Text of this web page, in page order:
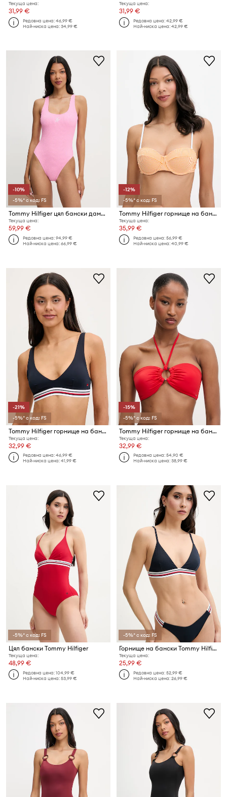
Текуща цена:
31,99 €
Редовна цена:46,99 €
Най-ниска цена:34,99 €
Текуща цена:
31,99 €
Редовна цена:42,99 €
Най-ниска цена:42,99 €
-10%
-5%* с код: FS
Tommy Hilfiger цял бански дамски
Текуща цена:
59,99 €
Редовна цена:94,99 €
Най-ниска цена:66,99 €
-12%
-5%* с код: FS
Tommy Hilfiger горнище на бански дамско SUMMER
Текуща цена:
35,99 €
Редовна цена:56,99 €
Най-ниска цена:40,99 €
-21%
-5%* с код: FS
Tommy Hilfiger горнище на бански дамско
Текуща цена:
32,99 €
Редовна цена:46,99 €
Най-ниска цена:41,99 €
-15%
-5%* с код: FS
Tommy Hilfiger горнище на бански дамско
Текуща цена:
32,99 €
Редовна цена:54,90 €
Най-ниска цена:38,99 €
-5%* с код: FS
Цял бански Tommy Hilfiger
Текуща цена:
48,99 €
Редовна цена:104,99 €
Най-ниска цена:53,99 €
-5%* с код: FS
Горнище на бански Tommy Hilfiger
Текуща цена:
25,99 €
Редовна цена:52,99 €
Най-ниска цена:26,99 €